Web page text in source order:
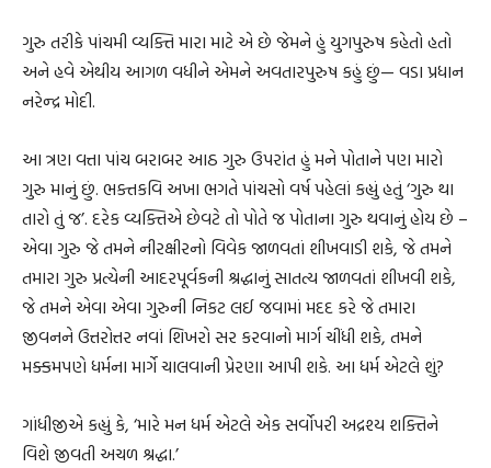
ગુરુ તરીકે પાંચમી વ્યક્તિ મારા માટે એ છે જેમને હું યુગપુરુષ કહેતો હતો
અને હવે એથીય આગળ વધીને એમને અવતારપુરુષ કહું છું— વડા પ્રધાન
નરેન્દ્ર મોદી.
આ ત્રણ વત્તા પાંચ બરાબર આઠ ગુરુ ઉપરાંત હું મને પોતાને પણ મારો
ગુરુ માનું છું. ભક્તકવિ અખા ભગતે પાંચસો વર્ષ પહેલાં કહ્યું હતું ‘ગુરુ થા
તારો તું જ’. દરેક વ્યક્તિએ છેવટે તો પોતે જ પોતાના ગુરુ થવાનું હોય છે –
એવા ગુરુ જે તમને નીરક્ષીરનો વિવેક જાળવતાં શીખવાડી શકે, જે તમને
તમારા ગુરુ પ્રત્યેની આદરપૂર્વકની શ્રદ્ધાનું સાતત્ય જાળવતાં શીખવી શકે,
જે તમને એવા એવા ગુરુની નિકટ લઈ જવામાં મદદ કરે જે તમારા
જીવનને ઉત્તરોત્તર નવાં શિખરો સર કરવાનો માર્ગ ચીંધી શકે, તમને
મક્કમપણે ધર્મના માર્ગે ચાલવાની પ્રેરણા આપી શકે. આ ધર્મ એટલે શું?
ગાંધીજીએ કહ્યું કે, ‘મારે મન ધર્મ એટલે એક સર્વોપરી અદ્રશ્ય શક્તિને
વિશે જીવતી અચળ શ્રદ્ધા.’